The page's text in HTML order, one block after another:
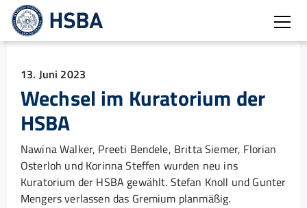
13. Juni 2023
Wechsel im Kuratorium der
HSBA
Nawina Walker, Preeti Bendele, Britta Siemer, Florian
Osterloh und Korinna Steffen wurden neu ins
Kuratorium der HSBA gewählt. Stefan Knoll und Gunter
Mengers verlassen das Gremium planmäßig.